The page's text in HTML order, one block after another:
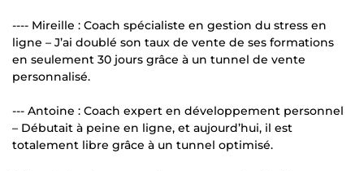
---- Mireille : Coach spécialiste en gestion du stress en
ligne – J’ai doublé son taux de vente de ses formations
en seulement 30 jours grâce à un tunnel de vente
personnalisé.
--- Antoine : Coach expert en développement personnel
– Débutait à peine en ligne, et aujourd’hui, il est
totalement libre grâce à un tunnel optimisé.